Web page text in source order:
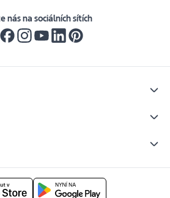
nás na sociálních sítích